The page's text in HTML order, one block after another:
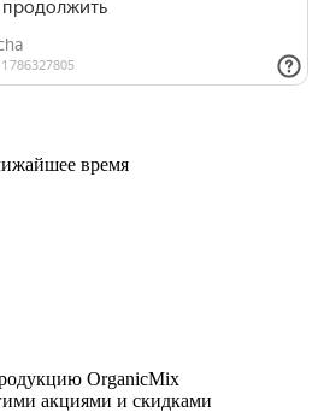
время
OrganicMix
акциями и скидками